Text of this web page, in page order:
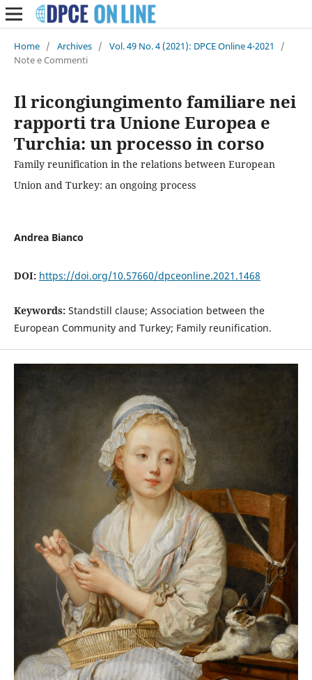
Home / Archives / Vol. 49 No. 4 (2021): DPCE Online 4-2021
/
Note e Commenti
Il ricongiungimento familiare nei
rapporti tra Unione Europea e
Turchia: un processo in corso
Family reunification in the relations between European
Union and Turkey: an ongoing process
Andrea Bianco
DOI: https://doi.org/10.57660/dpceonline.2021.1468
Keywords: Standstill clause; Association between the
European Community and Turkey; Family reunification.